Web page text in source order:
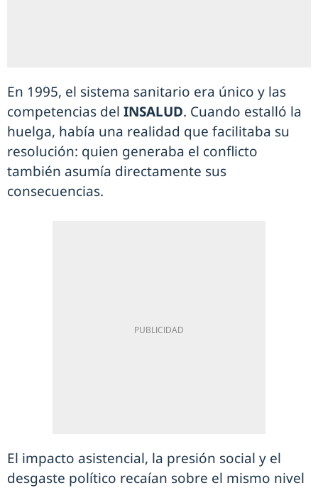
En 1995, el sistema sanitario era único y las
competencias del INSALUD. Cuando estalló la
huelga, había una realidad que facilitaba su
resolución: quien generaba el conflicto
también asumía directamente sus
consecuencias.
El impacto asistencial, la presión social y el
desgaste político recaían sobre el mismo nivel